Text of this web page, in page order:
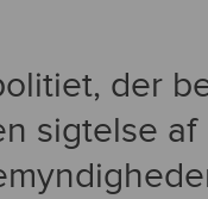
der
sigtelse af